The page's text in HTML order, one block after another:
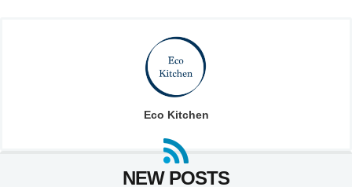
Eco Kitchen